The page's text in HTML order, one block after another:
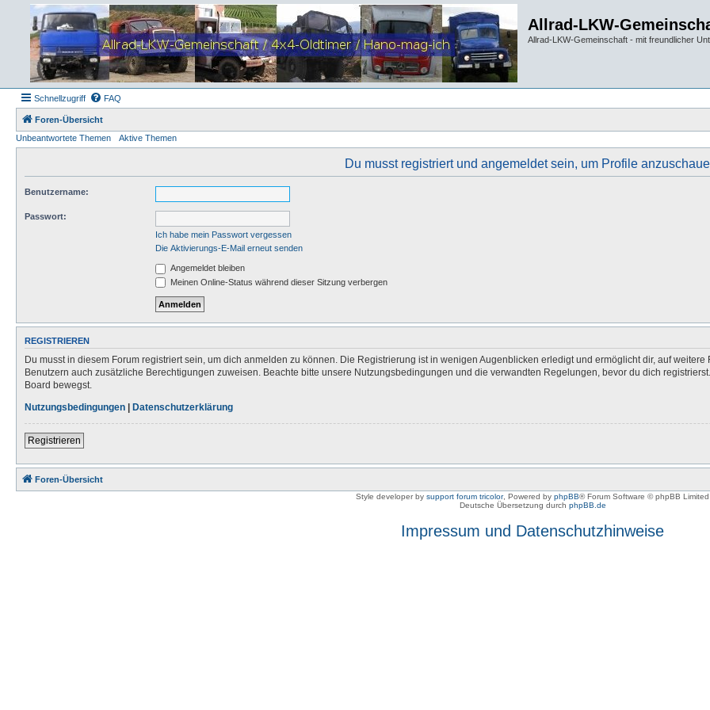
Allrad-LKW-
Allrad-LKW-Gemeinschaft - mit freundlicher
Schnellzugriff FAQ
Foren-Übersicht
Unbeantwortete Themen
Aktive Themen
Du musst registriert und angemeldet sein, um Profile
Benutzername:
Passwort:
Ich habe mein Passwort vergessen
Die Aktivierungs-E-Mail erneut senden
Angemeldet bleiben
Meinen Online-Status während dieser Sitzung verbergen
REGISTRIEREN
Du musst in diesem Forum registriert sein, um dich anmelden zu können. Die Registrierung ist in wenigen Augenblicken erledigt und ermöglicht dir, auf
Benutzern auch zusätzliche Berechtigungen zuweisen. Beachte bitte unsere Nutzungsbedingungen und die verwandten Regelungen, bevor du dich
Board bewegst.
Nutzungsbedingungen | Datenschutzerklärung
Registrieren
Foren-Übersicht
Style developer by support forum tricolor, Powered by phpBB® Forum Software © phpBB Limited
Deutsche Übersetzung durch phpBB.de
Impressum und Datenschutzhinweise